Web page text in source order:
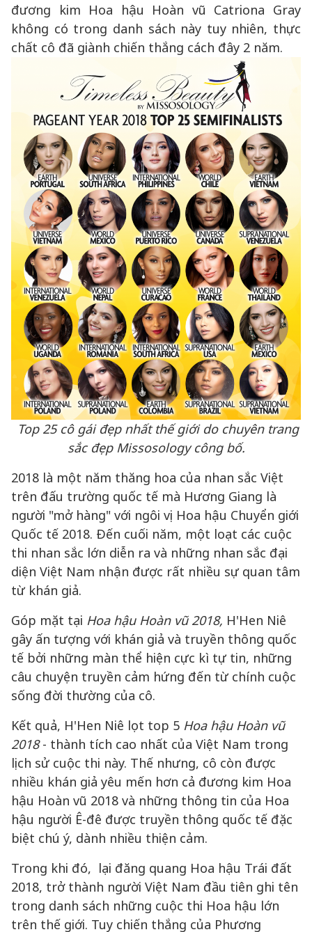
đương kim Hoa hậu Hoàn vũ Catriona Gray
không có trong danh sách này tuy nhiên, thực
chất cô đã giành chiến thắng cách đây 2 năm.
Top 25 cô gái đẹp nhất thế giới do chuyên trang
sắc đẹp Missosology công bố.
2018 là một năm thăng hoa của nhan sắc Việt
trên đấu trường quốc tế mà Hương Giang là
người "mở hàng" với ngôi vị Hoa hậu Chuyển giới
Quốc tế 2018. Đến cuối năm, một loạt các cuộc
thi nhan sắc lớn diễn ra và những nhan sắc đại
diện Việt Nam nhận được rất nhiều sự quan tâm
từ khán giả.
Góp mặt tại Hoa hậu Hoàn vũ 2018, H'Hen Niê
gây ấn tượng với khán giả và truyền thông quốc
tế bởi những màn thể hiện cực kì tự tin, những
câu chuyện truyền cảm hứng đến từ chính cuộc
sống đời thường của cô.
Kết quả, H'Hen Niê lọt top 5 Hoa hậu Hoàn vũ
2018- thành tích cao nhất của Việt Nam trong
lịch sử cuộc thi này. Thế nhưng, cô còn được
nhiều khán giả yêu mến hơn cả đương kim Hoa
hậu Hoàn vũ 2018 và những thông tin của Hoa
hậu người Ê-đê được truyền thông quốc tế đặc
biệt chú ý, dành nhiều thiện cảm.
Trong khi đó, lại đăng quang Hoa hậu Trái đất
2018, trở thành người Việt Nam đầu tiên ghi tên
trong danh sách những cuộc thi Hoa hậu lớn
trên thế giới. Tuy chiến thắng của Phương